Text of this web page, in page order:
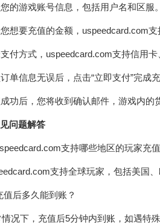
的游戏账号信息，包括用户名和区服。
想要充值的金额，uspeedcard.com
付方式，uspeedcard.com支持信用卡
单信息无误后，点击“立即支付”完成充
功后，您将收到确认邮件，游戏内的
问题解答
支持哪些地区的玩家充
支持全球玩家，包括美国、
值后多久能到账？
况下，充值后5分钟内到账，如遇特